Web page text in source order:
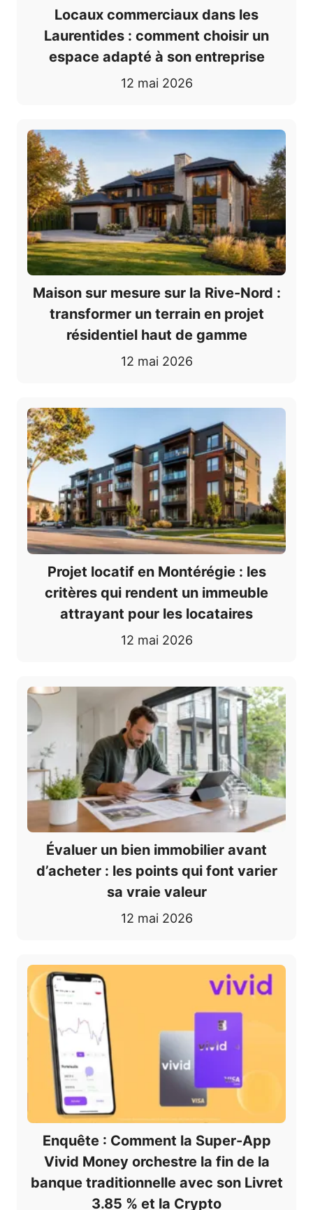
Locaux commerciaux dans les
Laurentides : comment choisir un
espace adapté à son entreprise
12 mai 2026
Maison sur mesure sur la Rive-Nord :
transformer un terrain en projet
résidentiel haut de gamme
12 mai 2026
Projet locatif en Montérégie : les
critères qui rendent un immeuble
attrayant pour les locataires
12 mai 2026
Évaluer un bien immobilier avant
d’acheter : les points qui font varier
sa vraie valeur
12 mai 2026
Enquête : Comment la Super-App
Vivid Money orchestre la fin de la
banque traditionnelle avec son Livret
3.85 % et la Crypto